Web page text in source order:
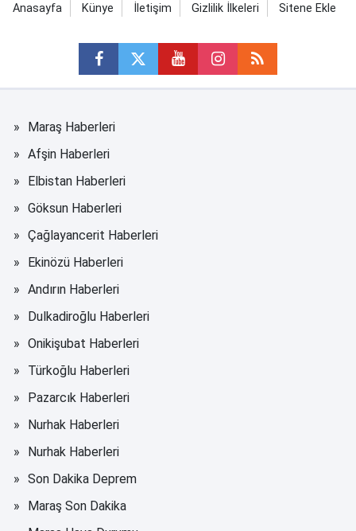
Anasayfa Künye İletişim Gizlilik İlkeleri Sitene Ekle
Maraş Haberleri
Afşin Haberleri
Elbistan Haberleri
Göksun Haberleri
Çağlayancerit Haberleri
Ekinözü Haberleri
Andırın Haberleri
Dulkadiroğlu Haberleri
Onikişubat Haberleri
Türkoğlu Haberleri
Pazarcık Haberleri
Nurhak Haberleri
Nurhak Haberleri
Son Dakika Deprem
Maraş Son Dakika